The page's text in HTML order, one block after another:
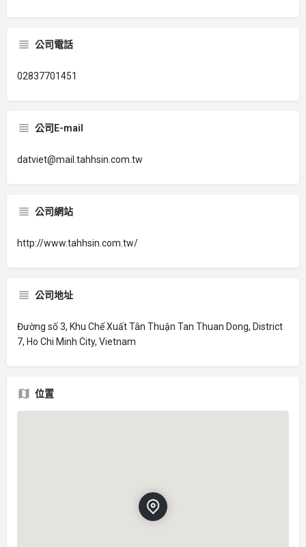
公司電話
02837701451
公司E-mail
datviet@mail.tahhsin.com.tw
公司網站
http://www.tahhsin.com.tw/
公司地址
Đường số 3, Khu Chế Xuất Tân Thuận Tan Thuan Dong, District
7, Ho Chi Minh City, Vietnam
位置